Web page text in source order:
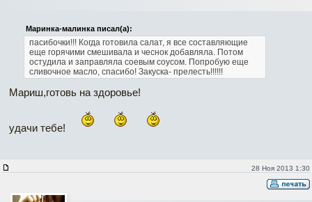
Маринка-малинка писал(а):
пасибочки!!! Когда готовила салат, я все составляющие
еще горячими смешивала и чеснок добавляла. Потом
остудила и заправляла соевым соусом. Попробую еще
сливочное масло, спасибо! Закуска- прелесть!!!!!!
Мариш,готовь на здоровье!
удачи тебе!
28 Ноя 2013 1:30